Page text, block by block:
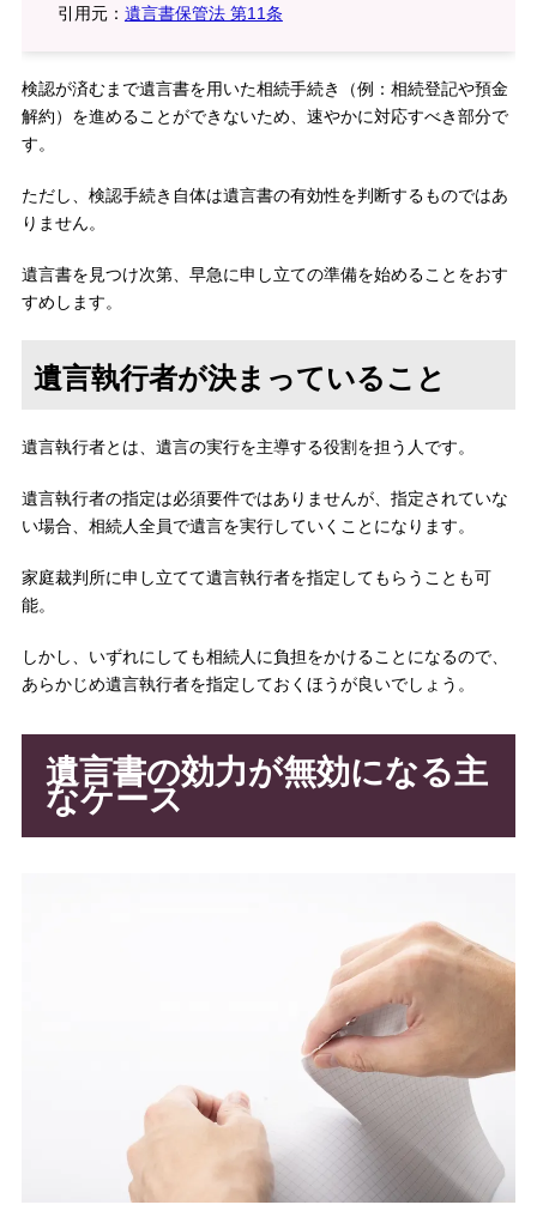
引用元： 遺言書保管法 第11条
検認が済むまで遺言書を用いた相続手続き（例：相続登記や預金
解約）を進めることができないため、速やかに対応すべき部分で
す。
ただし、検認手続き自体は遺言書の有効性を判断するものではあ
りません。
遺言書を見つけ次第、早急に申し立ての準備を始めることをおす
すめします。
遺言執行者が決まっていること
遺言執行者とは、遺言の実行を主導する役割を担う人です。
遺言執行者の指定は必須要件ではありませんが、指定されていな
い場合、相続人全員で遺言を実行していくことになります。
家庭裁判所に申し立てて遺言執行者を指定してもらうことも可
能。
しかし、いずれにしても相続人に負担をかけることになるので、
あらかじめ遺言執行者を指定しておくほうが良いでしょう。
遺言書の効力が無効になる主
なケース